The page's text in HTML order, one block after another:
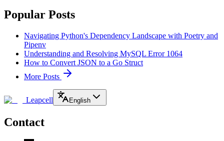
Popular Posts
Navigating Python's Dependency Landscape with Poetry and
Pipenv
Understanding and Resolving MySQL Error 1064
How to Convert JSON to a Go Struct
More Posts
Leapcell English
Contact